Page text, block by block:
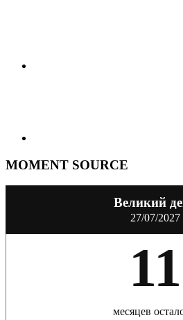
MOMENT SOURCE
Великий
27/07/2027
11
месяцев